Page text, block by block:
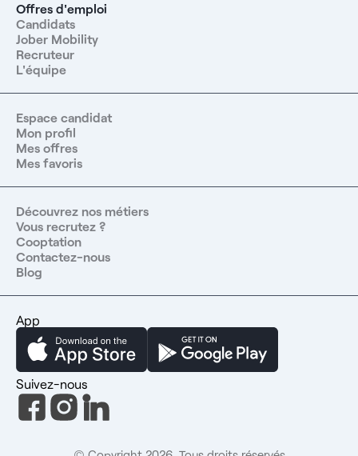
Offres d'emploi
Candidats
Jober Mobility
Recruteur
L'équipe
Espace candidat
Mon profil
Mes offres
Mes favoris
Découvrez nos métiers
Vous recrutez ?
Cooptation
Contactez-nous
Blog
App
Suivez-nous